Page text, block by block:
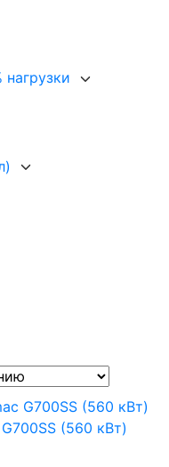
(560 кВт)